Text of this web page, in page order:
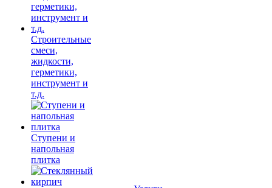
Строительные
смеси,
жидкости,
герметики,
инструмент и
т.д.
Ступени и
напольная
плитка